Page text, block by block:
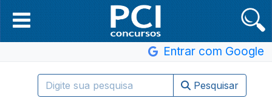
Entrar com Google
Pesquisar